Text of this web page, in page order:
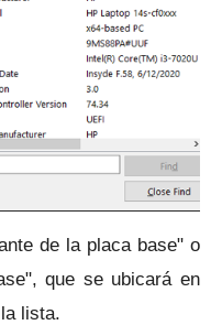
de la placa base" o
que se ubicará en
lista.